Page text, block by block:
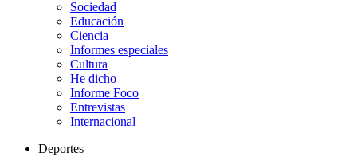
Sociedad
Educación
Ciencia
Informes especiales
Cultura
He dicho
Informe Foco
Entrevistas
Internacional
Deportes